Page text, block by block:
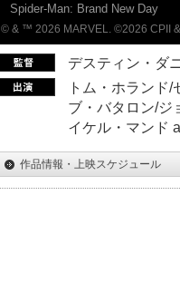
Spider-Man: Brand New Day
© & ™ 2026 MARVEL. ©2026 CPII
デスティン・ダ
トム・ホランド
ブ・バタロン/ジ
イケル・マンド
作品情報・上映スケジュール